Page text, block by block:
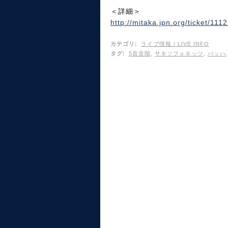
＜詳細＞
http://mitaka.jpn.org/ticket/
カテゴリ :
ライブ情報 / LIVE INFO
タグ: 5音音階 サキソフォネッツ バッハ